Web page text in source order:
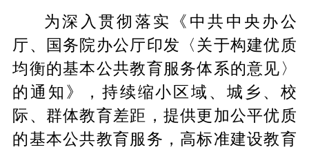
为深入贯彻落实《中共中央办公
厅、国务院办公厅印发〈关于构建优质
均衡的基本公共教育服务体系的意见〉
的通知》，持续缩小区域、城乡、校
际、群体教育差距，提供更加公平优质
的基本公共教育服务，高标准建设教育